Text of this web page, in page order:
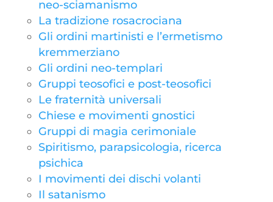
neo-sciamanismo
La tradizione rosacrociana
Gli ordini martinisti e l’ermetismo
kremmerziano
Gli ordini neo-templari
Gruppi teosofici e post-teosofici
Le fraternità universali
Chiese e movimenti gnostici
Gruppi di magia cerimoniale
Spiritismo, parapsicologia, ricerca
psichica
I movimenti dei dischi volanti
Il satanismo